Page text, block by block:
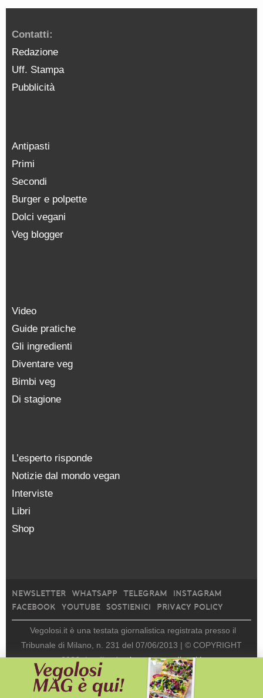
Contatti:
Redazione
Uff. Stampa
Pubblicità
Antipasti
Primi
Secondi
Burger e polpette
Dolci vegani
Veg blogger
Video
Guide pratiche
Gli ingredienti
Diventare veg
Bimbi veg
Di stagione
L’esperto risponde
Notizie dal mondo vegan
Interviste
Libri
Shop
NEWSLETTER WHATSAPP TELEGRAM
INSTAGRAM
FACEBOOK
YOUTUBE SOSTIENICI PRIVACY POLICY
Vegolosi.it è una testata giornalistica registrata presso il
Tribunale di Milano, n. 231 del 07/06/2013 | © COPYRIGHT
2026 | edito da viceversa media srl |